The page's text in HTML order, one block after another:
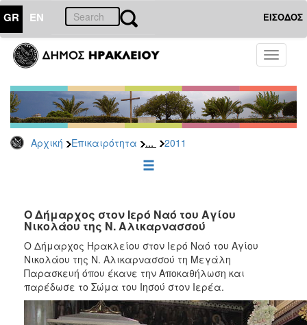
GR EN ΕΙΣΟΔΟΣ
Toggle
Αρχική Επικαιρότητα ... 2011
ΕΠΙΚΑΙΡΟΤΗΤΑ
Τύπου
Αρχείο
2026
2025
2022
2021
2020
2019
2018
2017
Ο Δήμαρχος στον Ιερό Ναό του Αγίου
Νικολάου της Ν. Αλικαρνασσού
Ο Δήμαρχος Ηρακλείου στον Ιερό Ναό του Αγίου
Νικολάου της Ν. Αλικαρνασσού τη Μεγάλη
Παρασκευή όπου έκανε την Αποκαθήλωση και
παρέδωσε το Σώμα του Ιησού στον Ιερέα.